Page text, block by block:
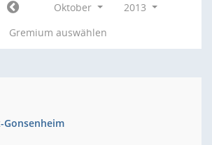
Oktober
2013
Gremium auswählen